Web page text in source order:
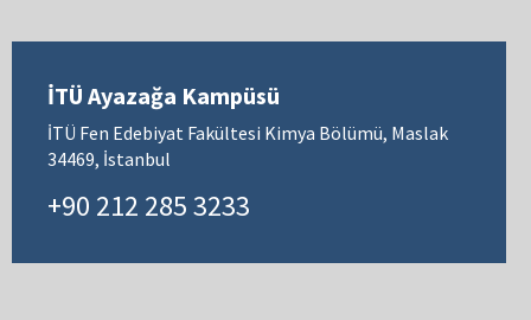
İTÜ Ayazağa Kampüsü
İTÜ Fen Edebiyat Fakültesi Kimya Bölümü, Maslak
34469, İstanbul
+90 212 285 3233